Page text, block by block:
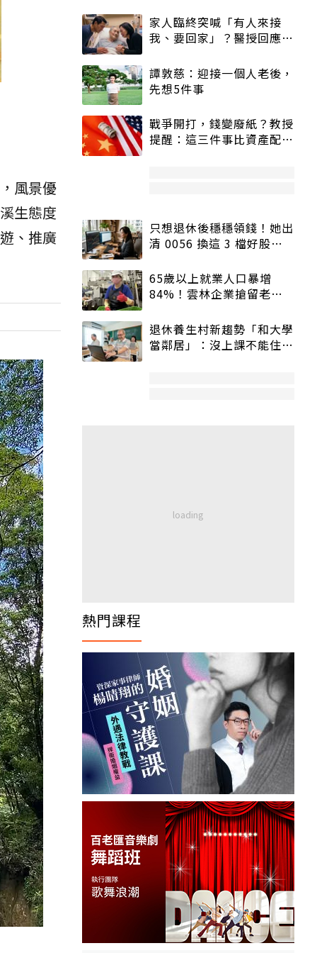
風景優
生態度
、推廣
家人臨終突喊「有人來接
我、要回家」？醫授回應方
譚敦慈：迎接一個人老後，
先想5件事
戰爭開打，錢變廢紙？教授
提醒：這三件事比資產配置
只想退休後穩穩領錢！她出
清 0056 換這 3 檔好股：
65歲以上就業人口暴增
84%！雲林企業搶留老員
退休養生村新趨勢「和大學
當鄰居」：沒上課不能住、
熱門課程